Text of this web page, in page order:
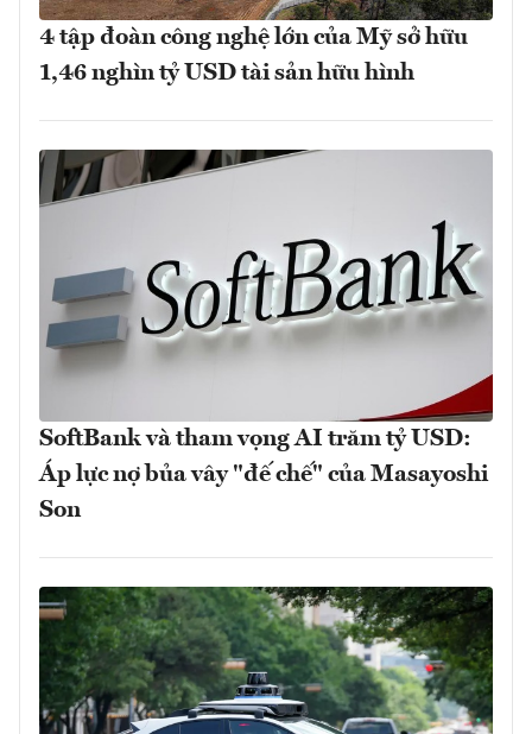
4 tập đoàn công nghệ lớn của Mỹ sở hữu
1,46 nghìn tỷ USD tài sản hữu hình
SoftBank và tham vọng AI trăm tỷ USD:
Áp lực nợ bủa vây "đế chế" của Masayoshi
Son